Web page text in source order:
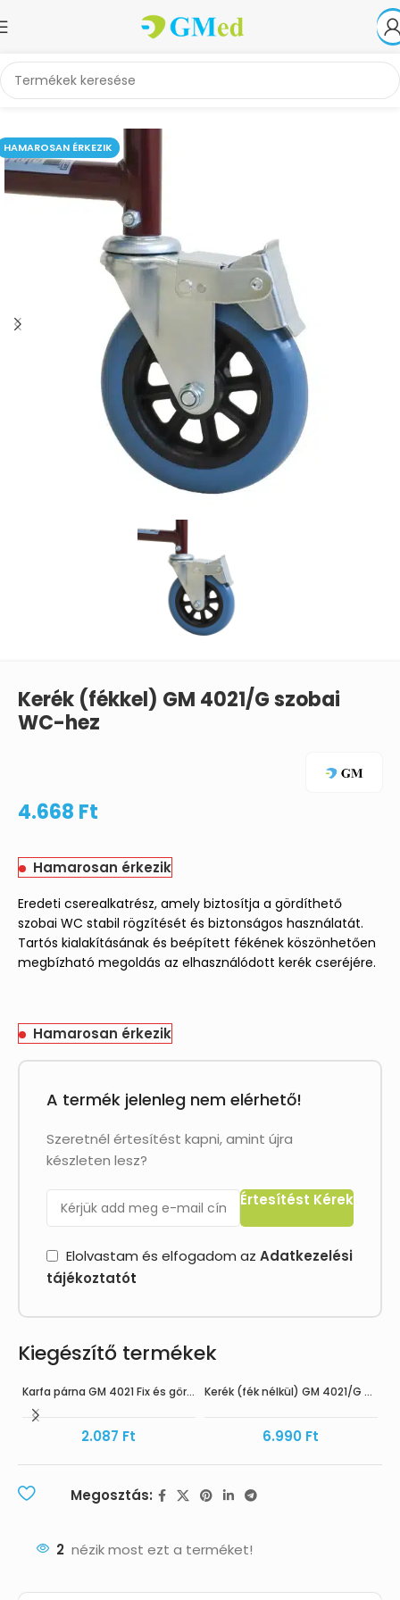
Kezdőlap Alkatrészek, kiegészítők Higiéniai termékek alkatrészei
HAMAROSAN ÉRKEZIK
Kerék (fékkel) GM 4021/G szobai
WC-hez
4.668 Ft
Hamarosan érkezik
Eredeti cserealkatrész, amely biztosítja a gördíthető
szobai WC stabil rögzítését és biztonságos használatát.
Tartós kialakításának és beépített fékének köszönhetően
megbízható megoldás az elhasználódott kerék cseréjére.
Hamarosan érkezik
A termék jelenleg nem elérhető!
Szeretnél értesítést kapni, amint újra
készleten lesz?
Értesítést Kérek
Elolvastam és elfogadom az Adatkezelési
tájékoztatót
Kiegészítő termékek
Karfa párna GM 4021 Fix és gördülő szobai WC-hez
Ft
Kerék (fék nélkül) GM 4021/G szobai WC-hez
6.990Ft
Megosztás:
2 nézik most ezt a terméket!